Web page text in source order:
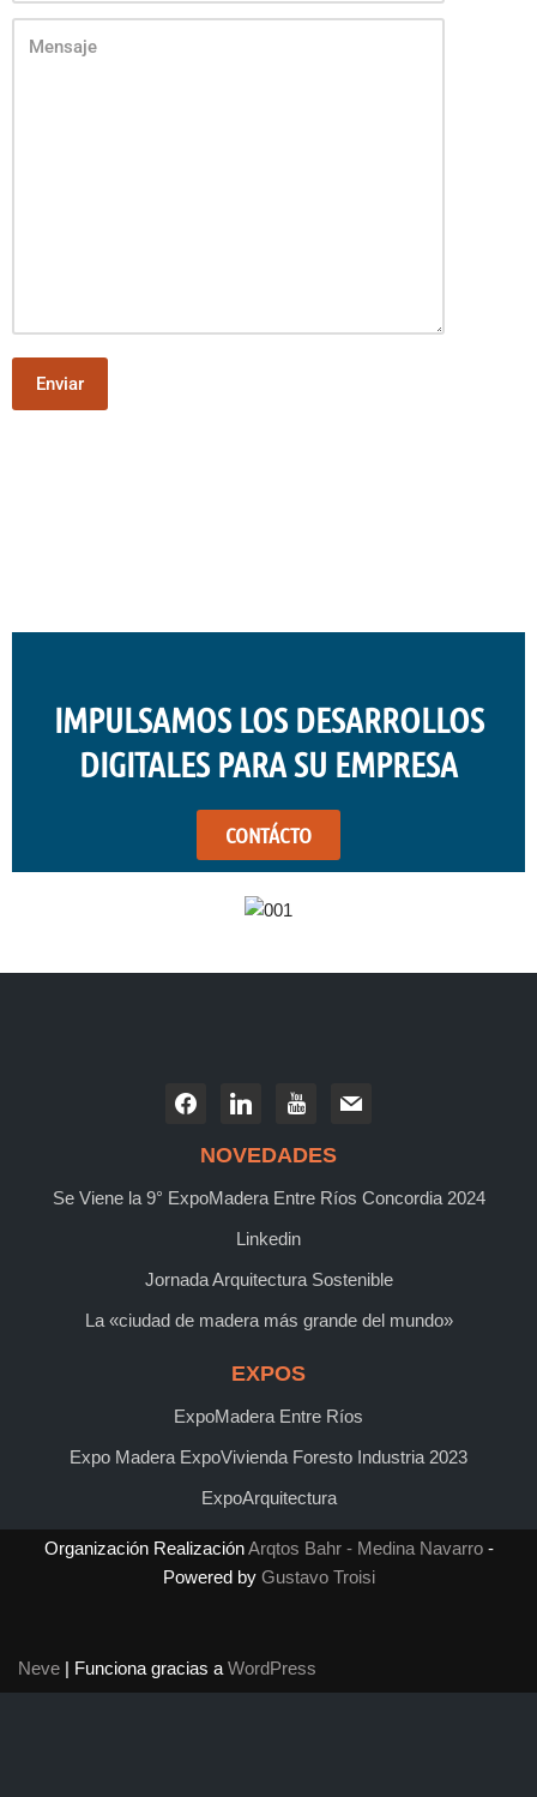
IMPULSAMOS LOS DESARROLLOS
DIGITALES PARA SU EMPRESA
CONTÁCTO
NOVEDADES
Se Viene la 9° ExpoMadera Entre Ríos Concordia 2024
Linkedin
Jornada Arquitectura Sostenible
La «ciudad de madera más grande del mundo»
EXPOS
ExpoMadera Entre Ríos
Expo Madera ExpoVivienda Foresto Industria 2023
ExpoArquitectura
Organización RealizaciónArqtos Bahr - Medina Navarro-
Powered by Gustavo Troisi
Neve | Funciona gracias a WordPress